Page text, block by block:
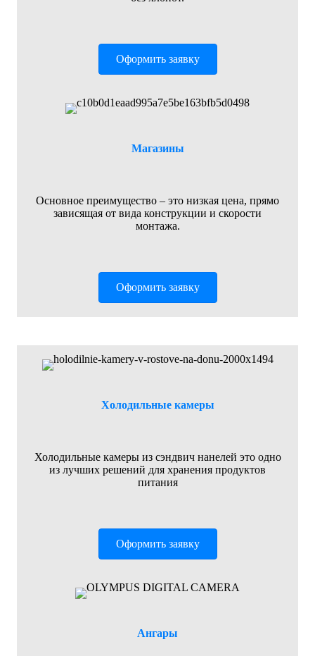
Оформить заявку
Магазины
Основное преимущество – это низкая цена, прямо
зависящая от вида конструкции и скорости
монтажа.
Оформить заявку
Холодильные камеры
Холодильные камеры из сэндвич нанелей это одно
из лучших решений для хранения продуктов
питания
Оформить заявку
Ангары